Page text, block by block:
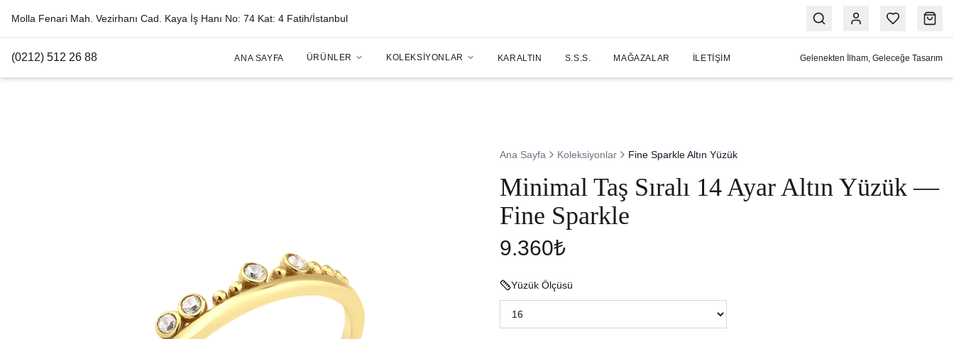
Molla Fenari Mah. Vezirhanı Cad. Kaya İş Hanı No: 74 Kat: 4 Fatih/İstanbul
(0212) 512 26 88 ANA SAYFA ÜRÜNLER KOLEKSIYONLAR KARALTIN S.S.S. MAĞAZALAR İLETIŞIM Gelenekten İlham, Geleceğe Tasarım
Ana Sayfa Koleksiyonlar Fine Sparkle Altın Yüzük
Minimal Taş Sıralı 14 Ayar Altın Yüzük —
Fine Sparkle
9.360₺
Yüzük Ölçüsü